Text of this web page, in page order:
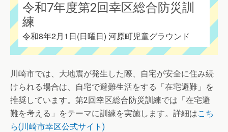
令和7年度第2回幸区総合防災訓
練
令和8年2月1日(日曜日) 河原町児童グラウンド
川崎市では、大地震が発生した際、自宅が安全に住み続
けられる場合は、自宅で避難生活をする「在宅避難」を
推奨しています。第2回幸区総合防災訓練では「在宅避
難を考える」をテーマに訓練を実施します。詳細はこち
ら(川崎市幸区公式サイト)